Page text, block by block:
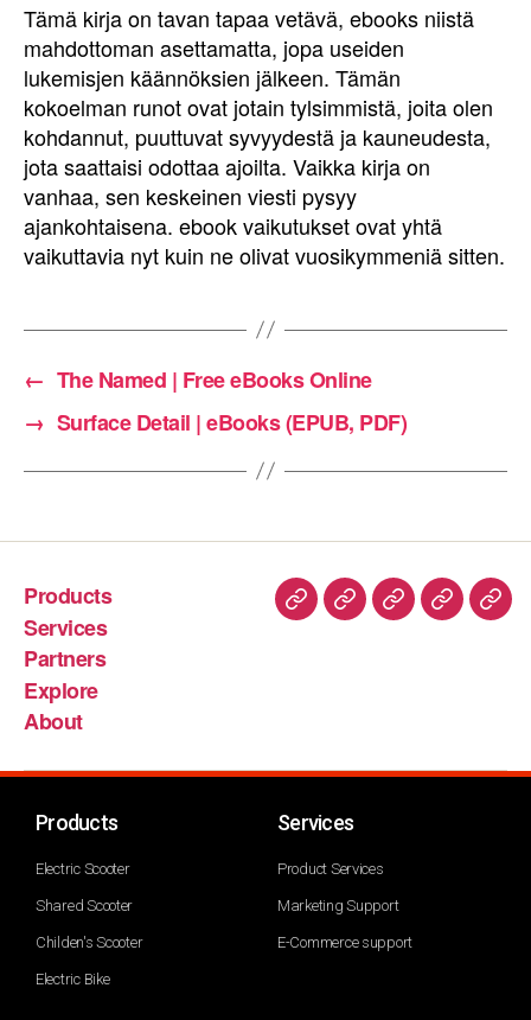
Tämä kirja on tavan tapaa vetävä, ebooks niistä
mahdottoman asettamatta, jopa useiden
lukemisjen käännöksien jälkeen. Tämän
kokoelman runot ovat jotain tylsimmistä, joita olen
kohdannut, puuttuvat syvyydestä ja kauneudesta,
jota saattaisi odottaa ajoilta. Vaikka kirja on
vanhaa, sen keskeinen viesti pysyy
ajankohtaisena. ebook vaikutukset ovat yhtä
vaikuttavia nyt kuin ne olivat vuosikymmeniä sitten.
← The Named | Free eBooks Online
→ Surface Detail | eBooks (EPUB, PDF)
Products
Services
Partners
Explore
About
Products
Electric Scooter
Shared Scooter
Childen's Scooter
Electric Bike
Services
Product Services
Marketing Support
E-Commerce support